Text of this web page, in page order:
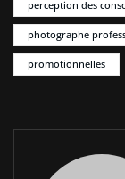
perception des
photographe
promotionnelles